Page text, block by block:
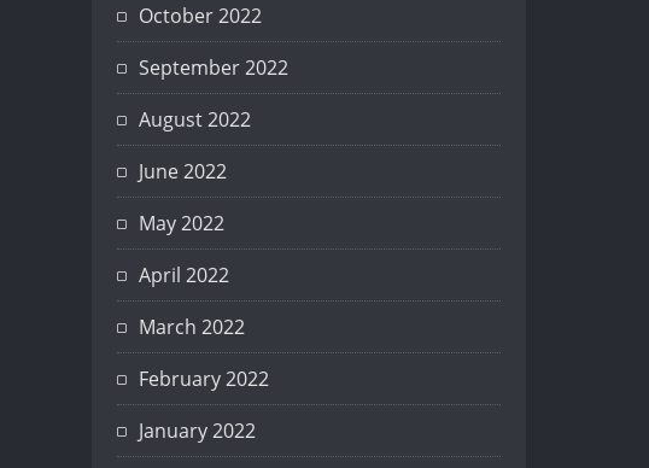
October 2022
September 2022
August 2022
June 2022
May 2022
April 2022
March 2022
February 2022
January 2022